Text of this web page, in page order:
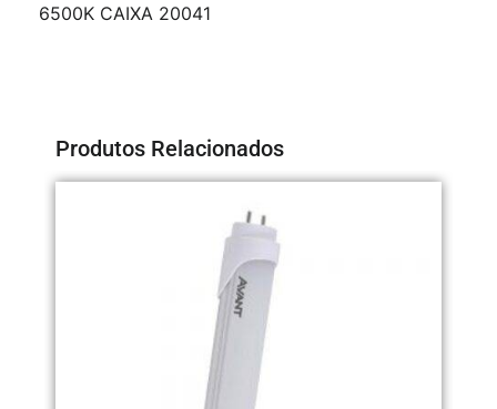
6500K CAIXA 20041
Produtos Relacionados